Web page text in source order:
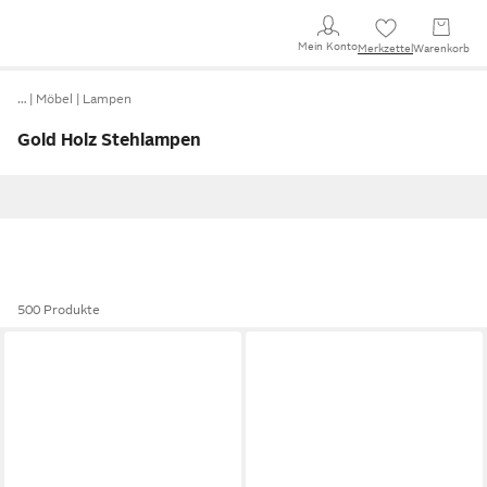
Mein KontoMerkzettel Warenkorb
… Möbel Lampen
Gold Holz Stehlampen
500 Produkte